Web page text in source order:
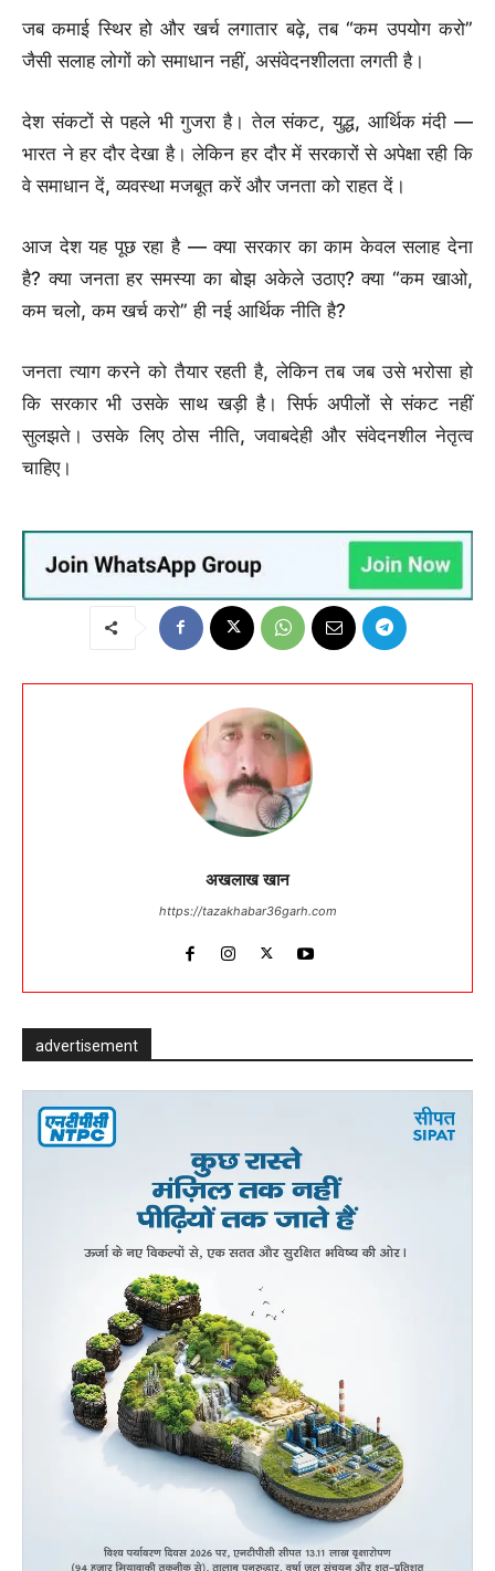
जब कमाई स्थिर हो और खर्च लगातार बढ़े, तब “कम उपयोग करो”
जैसी सलाह लोगों को समाधान नहीं, असंवेदनशीलता लगती है।
देश संकटों से पहले भी गुजरा है। तेल संकट, युद्ध, आर्थिक मंदी —
भारत ने हर दौर देखा है। लेकिन हर दौर में सरकारों से अपेक्षा रही कि
वे समाधान दें, व्यवस्था मजबूत करें और जनता को राहत दें।
आज देश यह पूछ रहा है — क्या सरकार का काम केवल सलाह देना
है? क्या जनता हर समस्या का बोझ अकेले उठाए? क्या “कम खाओ,
कम चलो, कम खर्च करो” ही नई आर्थिक नीति है?
जनता त्याग करने को तैयार रहती है, लेकिन तब जब उसे भरोसा हो
कि सरकार भी उसके साथ खड़ी है। सिर्फ अपीलों से संकट नहीं
सुलझते। उसके लिए ठोस नीति, जवाबदेही और संवेदनशील नेतृत्व
चाहिए।
अखलाख खान
https://tazakhabar36garh.com
advertisement